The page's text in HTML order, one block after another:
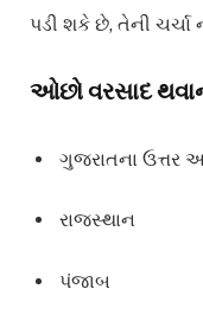
પડી શકે છે, તેની
ઓછો વરસાદ
ગુજરાતના ઉત્તર
રાજસ્થાન
પંજાબ